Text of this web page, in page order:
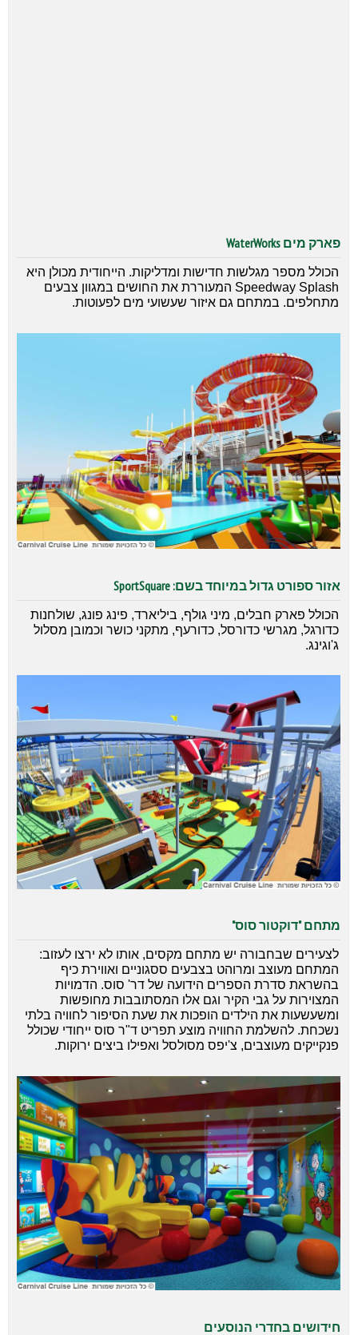
פארק מיםWaterWorks
הכולל מספר מגלשות חדישות ומדליקות. הייחודית מכולן היא
Speedway Splash המעוררת את החושים במגוון צבעים
מתחלפים. במתחם גם איזור שעשועי מים לפעוטות.
אזור ספורט גדול במיוחד בשם: SportSquare
הכולל פארק חבלים, מיני גולף, ביליארד, פינג פונג, שולחנות
כדורגל, מגרשי כדורסל, כדורעף, מתקני כושר וכמובן מסלול
ג'וגינג.
מתחם "דוקטור סוס"
לצעירים שבחבורה יש מתחם מקסים, אותו לא ירצו לעזוב:
המתחם מעוצב ומרוהט בצבעים ססגוניים ואווירת כיף
בהשראת סדרת הספרים הידועה של דר' סוס. הדמויות
המצוירות על גבי הקיר וגם אלו המסתובבות מחופשות
ומשעשעות את הילדים הופכות את שעת הסיפור לחוויה בלתי
נשכחת. להשלמת החוויה מוצע תפריט ד"ר סוס ייחודי שכולל
פנקייקים מעוצבים, צ'יפס מסולסל ואפילו ביצים ירוקות.
חידושים בחדרי הנוסעים